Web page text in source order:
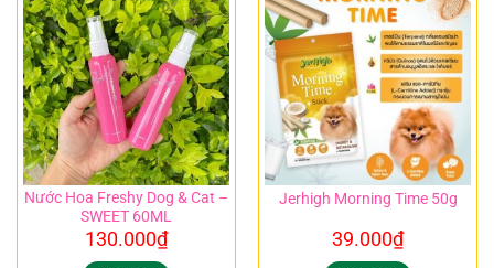
Nước Hoa Freshy Dog & Cat –
SWEET 60ML
130.000₫
Jerhigh Morning Time 50g
39.000₫